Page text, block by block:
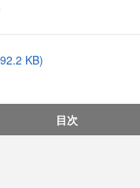
KB)
目次